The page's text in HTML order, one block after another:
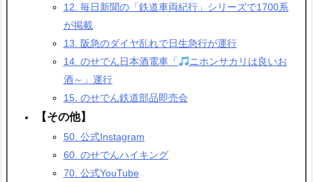
12. 毎日新聞の「鉄道車両紀行」シリーズで1700系
が掲載
13. 阪急のダイヤ乱れで日生急行が運行
14. のせでん日本酒電車「
ニホンサカリは良いお
酒～」運行
15. のせでん鉄道部品即売会
【その他】
50. 公式Instagram
60. のせでんハイキング
70. 公式YouTube